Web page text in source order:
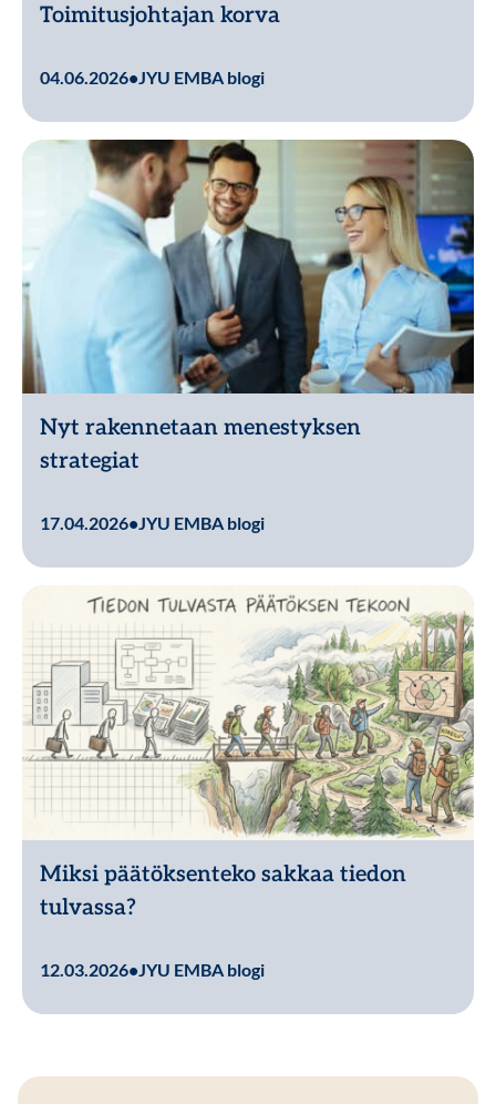
Toimitusjohtajan korva
04.06.2026• JYU EMBA blogi
Nyt rakennetaan menestyksen
strategiat
17.04.2026•JYU EMBA blogi
Miksi päätöksenteko sakkaa tiedon
tulvassa?
12.03.2026• JYU EMBA blogi